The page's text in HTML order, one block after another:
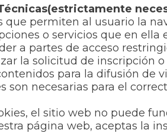
que permiten al usuario la
o servicios que en
a partes de acceso
la solicitud de inscripción
para la difusión de
son necesarias para el
el sitio web no puede
página web, aceptas la